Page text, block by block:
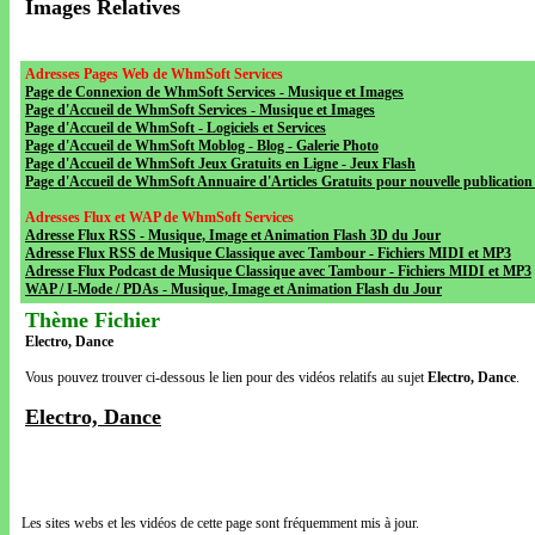
Images Relatives
Adresses Pages Web de WhmSoft Services
Page de Connexion de WhmSoft Services - Musique et Images
Page d'Accueil de WhmSoft Services - Musique et Images
Page d'Accueil de WhmSoft - Logiciels et Services
Page d'Accueil de WhmSoft Moblog - Blog - Galerie Photo
Page d'Accueil de WhmSoft Jeux Gratuits en Ligne - Jeux Flash
Page d'Accueil de WhmSoft Annuaire d'Articles Gratuits pour nouvelle
Adresses Flux et WAP de WhmSoft Services
Adresse Flux RSS - Musique, Image et Animation Flash 3D du Jour
Adresse Flux RSS de Musique Classique avec Tambour - Fichiers MIDI et MP3
Adresse Flux Podcast de Musique Classique avec Tambour - Fichiers MIDI et MP3
WAP / I-Mode / PDAs - Musique, Image et Animation Flash du Jour
Thème Fichier
Electro, Dance
Vous pouvez trouver ci-dessous le lien pour des vidéos relatifs au sujetElectro, Dance.
Electro, Dance
Les sites webs et les vidéos de cette page sont fréquemment mis à jour.